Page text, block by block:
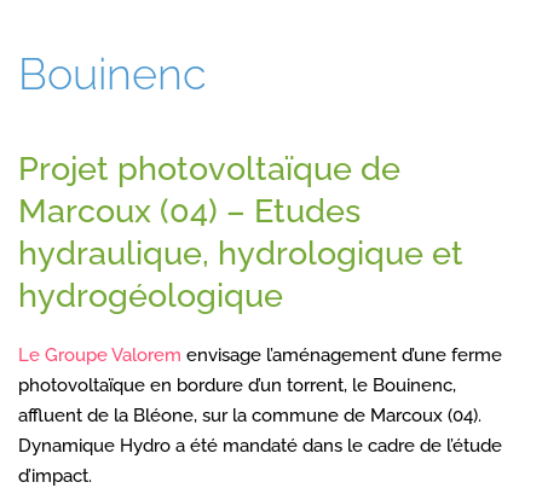
Bouinenc
Projet photovoltaïque de
Marcoux (04) – Etudes
hydraulique, hydrologique et
hydrogéologique
Le Groupe Valorem envisage l’aménagement d’une ferme
photovoltaïque en bordure d’un torrent, le Bouinenc,
affluent de la Bléone, sur la commune de Marcoux (04).
Dynamique Hydro a été mandaté dans le cadre de l’étude
d’impact.